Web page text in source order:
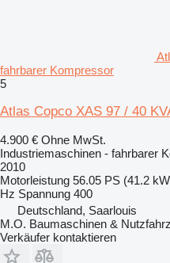
fahrbarer Kompressor
5
Atlas Copco XAS 97 / 40
4.900 € Ohne MwSt.
Industriemaschinen - fahrbarer
2010
Motorleistung 56.05 PS (41.2
Hz Spannung 400
Deutschland, Saarlouis
M.O. Baumaschinen &
Verkäufer kontaktieren